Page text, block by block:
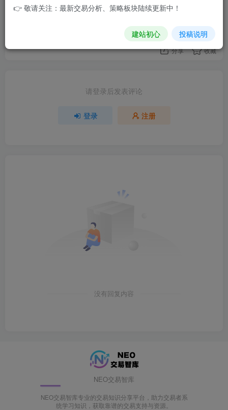
评分
欢迎为Ta评分
分享 收藏
请登录后发表评论
登录 注册
没有回复内容
NEO交易智库
NEO交易智库专业的交易知识分享平台，助力交易者系
统学习知识，获取靠谱的交易支持与资源。
👉 敬请关注：最新交易分析、策略板块陆续更新中！
建站初心 投稿说明